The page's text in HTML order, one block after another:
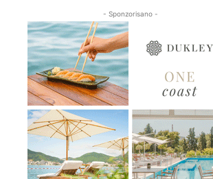
- Sponzorisano -